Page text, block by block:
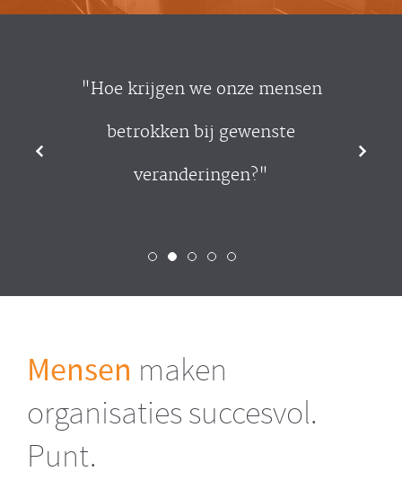
OVER BRIGHT & COMPANY
NEDERLANDS
ENGLISH
"Hoe krijgen we onze mensen
betrokken bij gewenste
veranderingen?"
Mensen maken
organisaties succesvol.
Punt.